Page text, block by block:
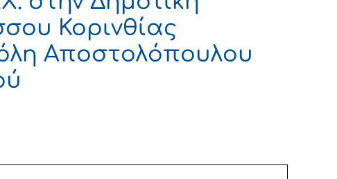
Κορινθίας
Αποστολόπουλου